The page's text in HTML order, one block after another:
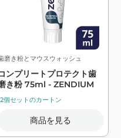
磨き粉とマウスウォッシュ
ンプリートプロテクト歯
き粉 75ml - ZENDIUM
個セットのカートン
商品を見る